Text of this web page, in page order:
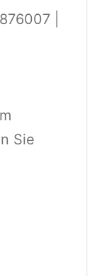
|
Sie